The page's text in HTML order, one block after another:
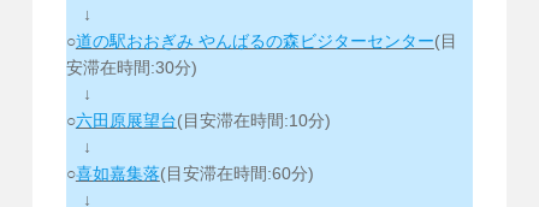
↓
○道の駅おおぎみ やんばるの森ビジターセンター(目
安滞在時間:30分)
↓
○六田原展望台(目安滞在時間:10分)
↓
○喜如嘉集落(目安滞在時間:60分)
↓